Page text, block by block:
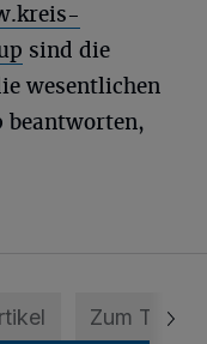
sind die
wesentlichen
beantworten,
Zum Thema